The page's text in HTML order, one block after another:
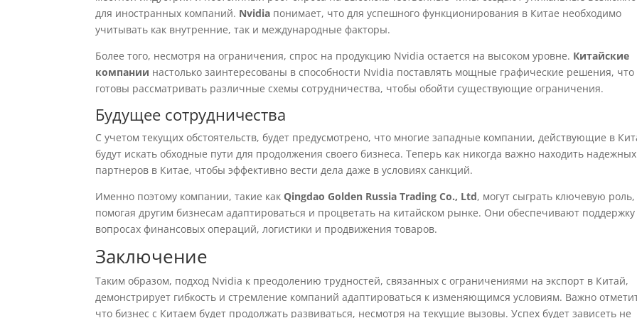
для иностранных компаний. Nvidia понимает, что для успешного функционирования в Китае необходимо
учитывать как внутренние, так и международные факторы.
Более того, несмотря на ограничения, спрос на продукцию Nvidia остается на высоком уровне. Китайские
компании настолько заинтересованы в способности Nvidia поставлять мощные графические решения, что
готовы рассматривать различные схемы сотрудничества, чтобы обойти существующие ограничения.
Будущее сотрудничества
С учетом текущих обстоятельств, будет предусмотрено, что многие западные компании, действующие в
будут искать обходные пути для продолжения своего бизнеса. Теперь как никогда важно находить надежных
партнеров в Китае, чтобы эффективно вести дела даже в условиях санкций.
Именно поэтому компании, такие какQingdao Golden Russia Trading Co., Ltd, могут сыграть ключевую роль,
помогая другим бизнесам адаптироваться и процветать на китайском рынке. Они обеспечивают поддержку
вопросах финансовых операций, логистики и продвижения товаров.
Заключение
Таким образом, подход Nvidia к преодолению трудностей, связанных с ограничениями на экспорт в Китай,
демонстрирует гибкость и стремление компаний адаптироваться к изменяющимся условиям. Важно
что бизнес с Китаем будет продолжать развиваться, несмотря на текущие вызовы. Успех будет зависеть не